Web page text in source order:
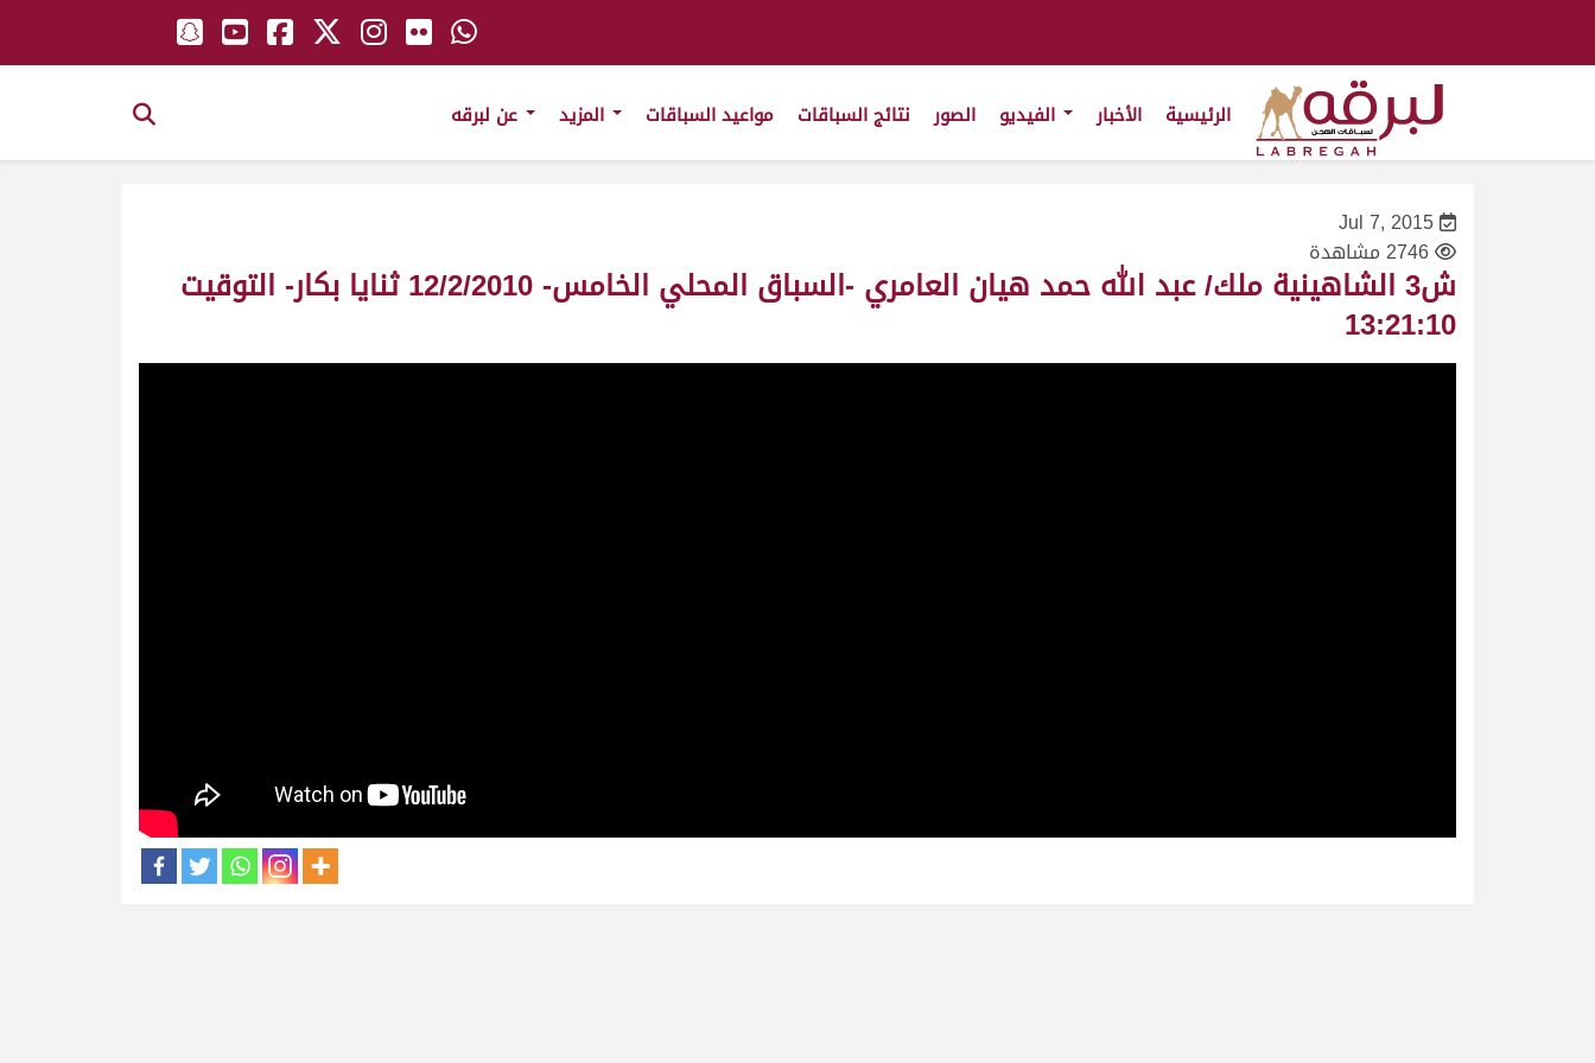
الرئيسية الأخبار الصور نتائج السباقات مواعيد السباقات
Jul 7, 2015
2746 مشاهدة
ش3 الشاهينية ملك/ عبد الله حمد هيان العامري -السباق المحلي الخامس- 12/2/2010 ثنايا بكار- التوقيت
13:21:10